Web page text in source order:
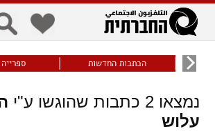
כללי
visibility_off
ביטול הבהובים ניווט מקלדת
הכתבות החדשות
נמצאו2 כתבות שהוגשו ע"י
עלוש